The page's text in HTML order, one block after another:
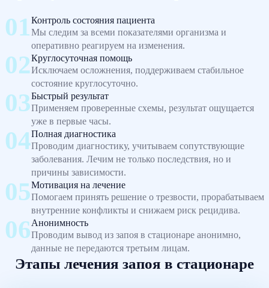
Контроль состояния пациента
Мы следим за всеми показателями организма и
оперативно реагируем на изменения.
Круглосуточная помощь
Исключаем осложнения, поддерживаем стабильное
состояние круглосуточно.
Быстрый результат
Применяем проверенные схемы, результат ощущается
уже в первые часы.
Полная диагностика
Проводим диагностику, учитываем сопутствующие
заболевания. Лечим не только последствия, но и
причины зависимости.
Мотивация на лечение
Помогаем принять решение о трезвости, прорабатываем
внутренние конфликты и снижаем риск рецидива.
Анонимность
Проводим вывод из запоя в стационаре анонимно,
данные не передаются третьим лицам.
Этапы лечения запоя в стационаре